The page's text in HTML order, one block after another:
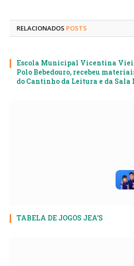
RELACIONADOS POSTS
Escola Municipal Vicentina
Polo Bebedouro, recebeu
do Cantinho da Leitura e da
TABELA DE JOGOS JEA’S